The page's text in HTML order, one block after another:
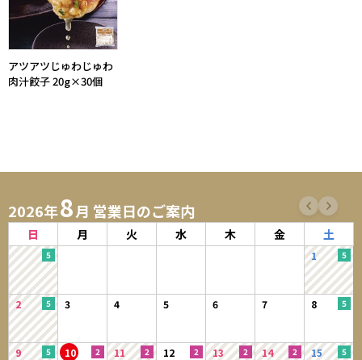
アツアツじゅわじゅわ
肉汁餃子 20g×30個
2026年8月 営業日のご案内
日 月 火 水 木 金 土
1
2 3 4 5 6 7 8
9 10 11 12 13 14 15